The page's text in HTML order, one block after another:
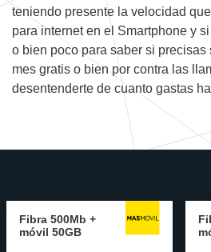
teniendo presente la velocidad
para internet en el Smartphone y
o bien poco para saber si precisas
mes gratis o bien por contra las
desentenderte de cuanto gastas
Fibra 500Mb +
móvil 50GB